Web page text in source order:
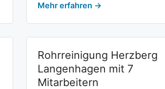
Mehr erfahren →
Rohrreinigung Herzberg
Langenhagen mit 7
Mitarbeitern